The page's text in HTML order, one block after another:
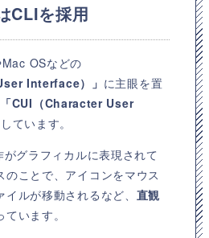
CLIを採用
OSなどの
Interface）」 に主眼を置
「CUI（Character User
ています。
グラフィカルに表現されて
のことで、アイコンをマウス
ルが移動されるなど、 直観
います。